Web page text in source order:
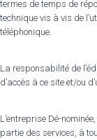
termes de temps de
technique vis à vis de
téléphonique.
La responsabilité de
d’accès à ce site et/ou
L’entreprise Dé-
partie des services, à